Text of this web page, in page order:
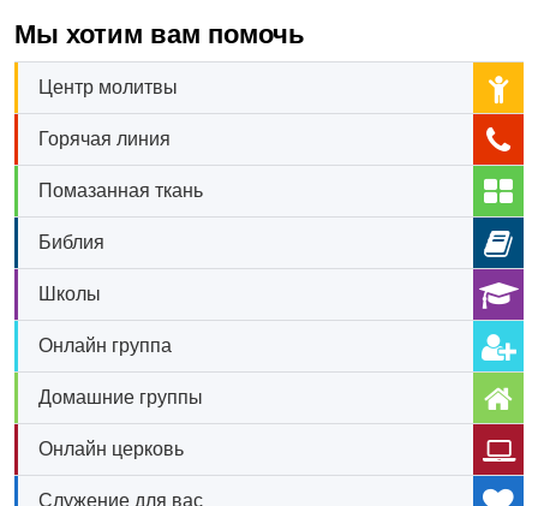
Мы хотим вам помочь
Центр молитвы
Горячая линия
Помазанная ткань
Библия
Школы
Онлайн группа
Домашние группы
Онлайн церковь
Служение для вас